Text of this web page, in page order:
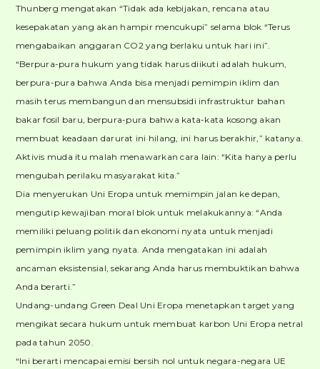
Thunberg mengatakan “Tidak ada kebijakan, rencana atau
kesepakatan yang akan hampir mencukupi” selama blok “Terus
mengabaikan anggaran CO2 yang berlaku untuk hari ini”.
“Berpura-pura hukum yang tidak harus diikuti adalah hukum,
berpura-pura bahwa Anda bisa menjadi pemimpin iklim dan
masih terus membangun dan mensubsidi infrastruktur bahan
bakar fosil baru, berpura-pura bahwa kata-kata kosong akan
membuat keadaan darurat ini hilang, ini harus berakhir,” katanya.
Aktivis muda itu malah menawarkan cara lain: “Kita hanya perlu
mengubah perilaku masyarakat kita.”
Dia menyerukan Uni Eropa untuk memimpin jalan ke depan,
mengutip kewajiban moral blok untuk melakukannya: “Anda
memiliki peluang politik dan ekonomi nyata untuk menjadi
pemimpin iklim yang nyata. Anda mengatakan ini adalah
ancaman eksistensial, sekarang Anda harus membuktikan bahwa
Anda berarti.”
Undang-undang Green Deal Uni Eropa menetapkan target yang
mengikat secara hukum untuk membuat karbon Uni Eropa netral
pada tahun 2050.
“Ini berarti mencapai emisi bersih nol untuk negara-negara UE